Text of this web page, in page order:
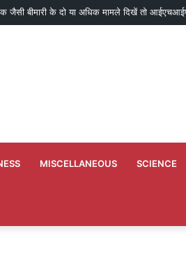
जैसी बीमारी के दो या अधिक मामले दिखें तो
MISCELLANEOUS SCIENCE